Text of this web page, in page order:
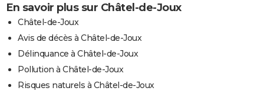
En savoir plus sur Châtel-de-Joux
Châtel-de-Joux
Avis de décès à Châtel-de-Joux
Délinquance à Châtel-de-Joux
Pollution à Châtel-de-Joux
Risques naturels à Châtel-de-Joux